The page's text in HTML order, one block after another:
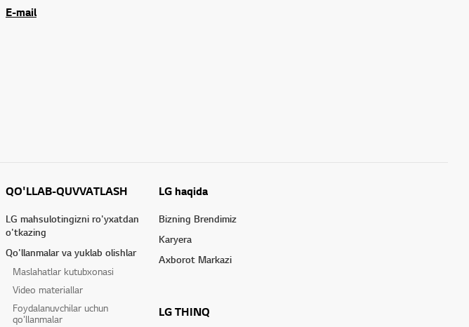
E-mail
QO'LLAB-QUVVATLASH
LG mahsulotingizni ro'yxatdan
o'tkazing
Qo'llanmalar va yuklab olishlar
Maslahatlar kutubxonasi
Video materiallar
Foydalanuvchilar uchun
qo'llanmalar
LG haqida
Bizning Brendimiz
Karyera
Axborot Markazi
LG THINQ